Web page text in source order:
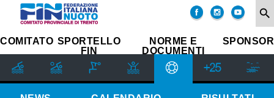
COMITATO SPORTELLO
FIN
NORME E
DOCUMENTI
SPONSOR
search
COMITATO
SETTORE
IMPIANTI
SPORTIVI
GIUDICE